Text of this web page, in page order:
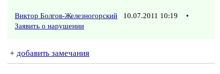
Виктор Болгов-Железногорский 10.07.2011 10:19
•
Заявить о нарушении
+ добавить замечания